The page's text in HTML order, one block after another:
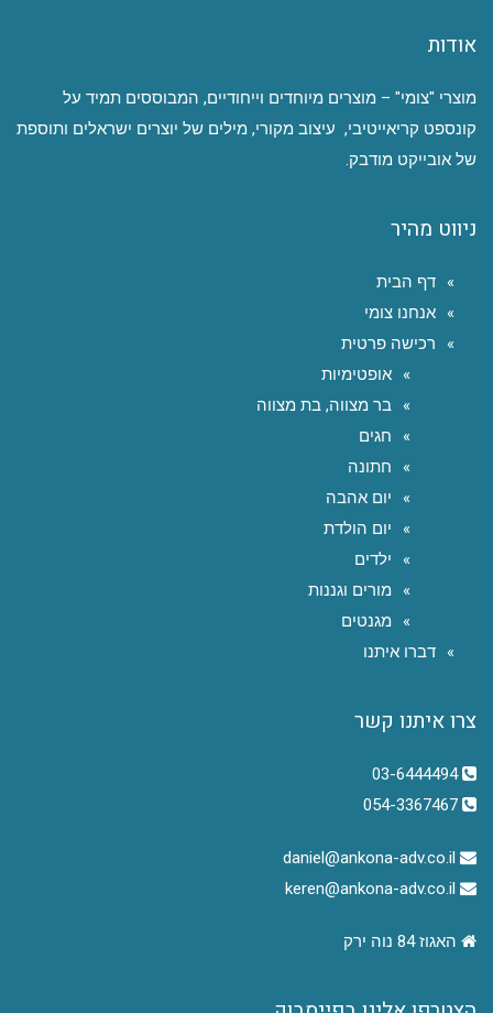
אודות
מוצרי "צומי" – מוצרים מיוחדים וייחודיים, המבוססים תמיד על
קונספט קריאייטיבי, עיצוב מקורי, מילים של יוצרים ישראלים ותוספת
של אובייקט מודבק.
ניווט מהיר
דף הבית
אנחנו צומי
רכישה פרטית
אופטימיות
בר מצווה, בת מצווה
חגים
חתונה
יום אהבה
יום הולדת
ילדים
מורים וגננות
מגנטים
דברו איתנו
צרו איתנו קשר
03-6444494
daniel@ankona-adv.co.il
keren@ankona-adv.co.il
האגוז 84 נוה ירק